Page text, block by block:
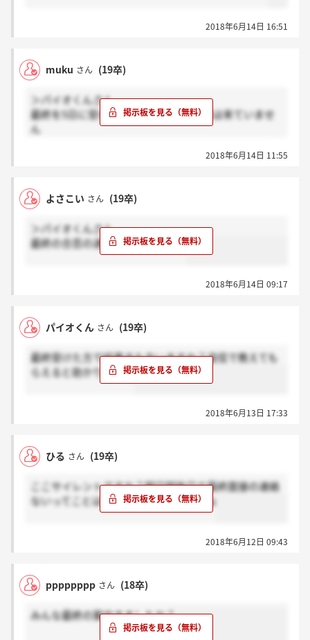
2018年6月14日 16:51
muku さん (19卒)
＞パイオくんさん
最終を5日に受けましたが私もまだ結果は来ていませ
ん
2018年6月14日 11:55
よさこい さん (19卒)
＞パイオくんさん
最終の合否の通知、電話ですか？
2018年6月14日 09:17
パイオくん さん (19卒)
最終受けた方で結果きた方いますか？返信で教えても
らえると助かります。
2018年6月13日 17:33
ひる さん (19卒)
ここサイレントですか？明日明後日の最終面接の連絡
ないってことは落ちたってことですよね
2018年6月12日 09:43
pppppppp さん (18卒)
みんな最終の案内きましたか？